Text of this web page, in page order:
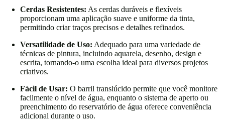
Cerdas Resistentes: As cerdas duráveis e flexíveis
proporcionam uma aplicação suave e uniforme da tinta,
permitindo criar traços precisos e detalhes refinados.
Versatilidade de Uso: Adequado para uma variedade de
técnicas de pintura, incluindo aquarela, desenho, design e
escrita, tornando-o uma escolha ideal para diversos projetos
criativos.
Fácil de Usar: O barril translúcido permite que você monitore
facilmente o nível de água, enquanto o sistema de aperto ou
preenchimento do reservatório de água oferece conveniência
adicional durante o uso.